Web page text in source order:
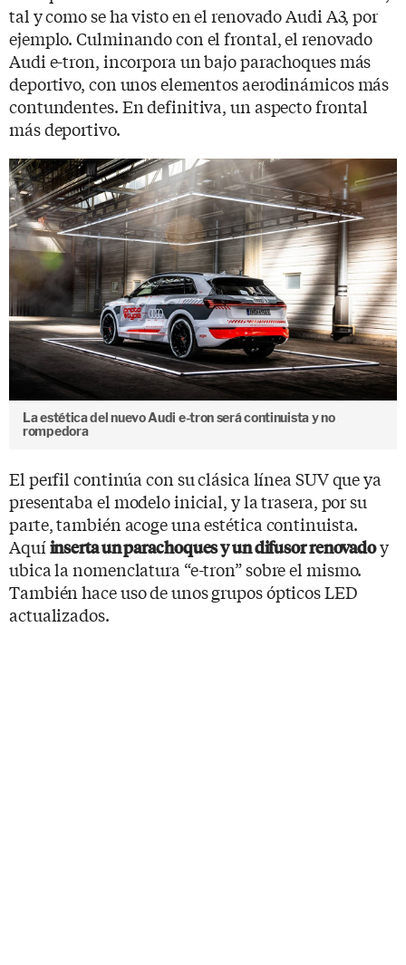
tal y como se ha visto en el renovado Audi A3, por
ejemplo. Culminando con el frontal, el renovado
Audi e-tron, incorpora un bajo parachoques más
deportivo, con unos elementos aerodinámicos más
contundentes. En definitiva, un aspecto frontal
más deportivo.
La estética del nuevo Audi e-tron será continuista y no
rompedora
El perfil continúa con su clásica línea SUV que ya
presentaba el modelo inicial, y la trasera, por su
parte, también acoge una estética continuista.
Aquíinserta un parachoques y un difusor renovadoy
ubica la nomenclatura “e-tron” sobre el mismo.
También hace uso de unos grupos ópticos LED
actualizados.